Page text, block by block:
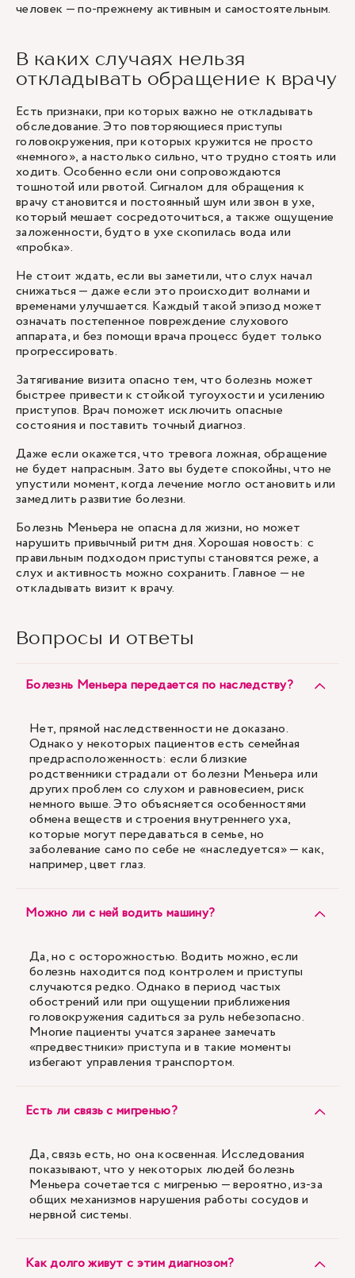
человек — по-прежнему активным и самостоятельным.
В каких случаях нельзя
откладывать обращение к врачу
Есть признаки, при которых важно не откладывать
обследование. Это повторяющиеся приступы
головокружения, при которых кружится не просто
«немного», а настолько сильно, что трудно стоять или
ходить. Особенно если они сопровождаются
тошнотой или рвотой. Сигналом для обращения к
врачу становится и постоянный шум или звон в ухе,
который мешает сосредоточиться, а также ощущение
заложенности, будто в ухе скопилась вода или
«пробка».
Не стоит ждать, если вы заметили, что слух начал
снижаться — даже если это происходит волнами и
временами улучшается. Каждый такой эпизод может
означать постепенное повреждение слухового
аппарата, и без помощи врача процесс будет только
прогрессировать.
Затягивание визита опасно тем, что болезнь может
быстрее привести к стойкой тугоухости и усилению
приступов. Врач поможет исключить опасные
состояния и поставить точный диагноз.
Даже если окажется, что тревога ложная, обращение
не будет напрасным. Зато вы будете спокойны, что не
упустили момент, когда лечение могло остановить или
замедлить развитие болезни.
Болезнь Меньера не опасна для жизни, но может
нарушить привычный ритм дня. Хорошая новость: с
правильным подходом приступы становятся реже, а
слух и активность можно сохранить. Главное — не
откладывать визит к врачу.
Вопросы и ответы
Болезнь Меньера передается по наследству?
Нет, прямой наследственности не доказано.
Однако у некоторых пациентов есть семейная
предрасположенность: если близкие
родственники страдали от болезни Меньера или
других проблем со слухом и равновесием, риск
немного выше. Это объясняется особенностями
обмена веществ и строения внутреннего уха,
которые могут передаваться в семье, но
заболевание само по себе не «наследуется» — как,
например, цвет глаз.
Можно ли с ней водить машину?
Да, но с осторожностью. Водить можно, если
болезнь находится под контролем и приступы
случаются редко. Однако в период частых
обострений или при ощущении приближения
головокружения садиться за руль небезопасно.
Многие пациенты учатся заранее замечать
«предвестники» приступа и в такие моменты
избегают управления транспортом.
Есть ли связь с мигренью?
Да, связь есть, но она косвенная. Исследования
показывают, что у некоторых людей болезнь
Меньера сочетается с мигренью — вероятно, из-за
общих механизмов нарушения работы сосудов и
нервной системы.
Как долго живут с этим диагнозом?